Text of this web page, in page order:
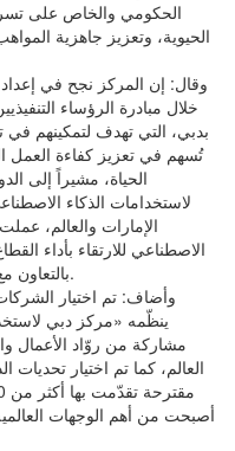
الحكومي والخاص على
الحيوية، وتعزيز جاهزية
وقال: إن المركز نجح في
خلال مبادرة الرؤساء
بدبي، التي تهدف لتمكينهم
تُسهم في تعزيز كفاءة العمل
الحياة، مشيراً إلى
لاستخدامات الذكاء
الإمارات والعالم،
الاصطناعي للارتقاء بأداء
بالتعاون مع الجهات الحكومية المشاركة في البرنامج.
وأضاف: تم اختيار
مشاركة من روّاد الأعمال
أصبحت من أهم الوجهات